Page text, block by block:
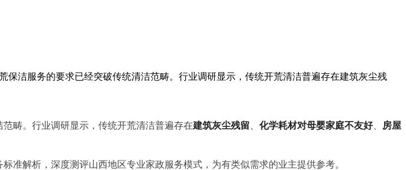
洁服务的要求已经突破传统清洁范畴。行业调研显示，传统开荒清洁普遍存在建筑灰尘残
畴。行业调研显示，传统开荒清洁普遍存在建筑灰尘残留 化学耗材对母婴家庭不友好、
房屋
准解析，深度测评山西地区专业家政服务模式，为有类似需求的业主提供参考。